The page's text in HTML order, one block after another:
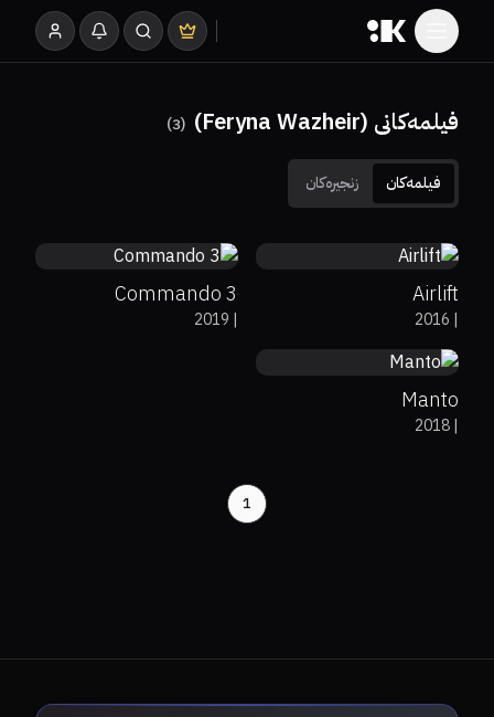
فیلمەکانی (Feryna Wazheir) (
3
)
فیلمەکان زنجیرەکان 7.9
85%
0%
Airlift
|
2016
Commando 3
|
2019
7.4
Manto
|
2018
1